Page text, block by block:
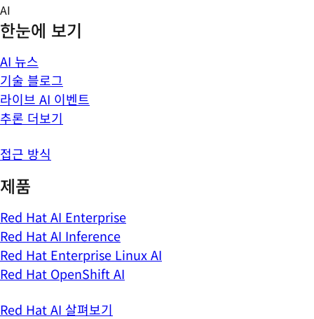
Skip
to
content
AI
한눈에 보기
AI 뉴스
기술 블로그
라이브 AI 이벤트
추론 더보기
접근 방식
제품
Red Hat AI Enterprise
Red Hat AI Inference
Red Hat Enterprise Linux AI
Red Hat OpenShift AI
Red Hat AI 살펴보기